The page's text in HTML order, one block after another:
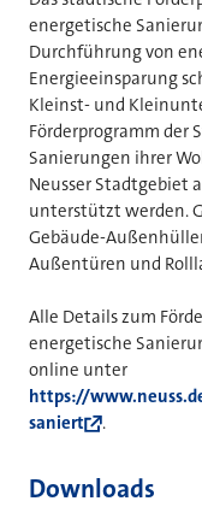
energetische
Durchführung von
Energieeinsparung
Kleinst- und
Förderprogramm der
Sanierungen ihrer
Neusser Stadtgebiet
unterstützt werden.
Gebäude-
Außentüren und
Alle Details zum
energetische
online unter
https://
saniert
.
Downloads